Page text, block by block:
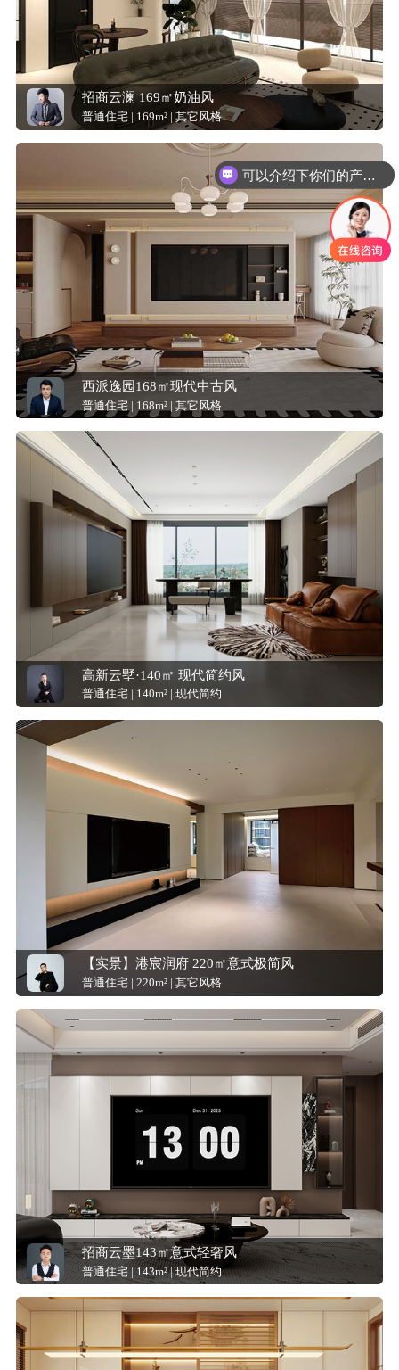
招商云澜 169㎡奶油风
普通住宅 | 169m² | 其它风格
西派逸园168㎡现代中古风
普通住宅 | 168m² | 其它风格
高新云墅·140㎡ 现代简约风
普通住宅 | 140m² | 现代简约
【实景】港宸润府 220㎡意式极简风
普通住宅 | 220m² | 其它风格
招商云墨143㎡意式轻奢风
普通住宅 | 143m² | 现代简约
可以介绍下你们的产品么？